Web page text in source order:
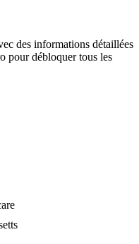
des informations détaillées
pour débloquer tous les